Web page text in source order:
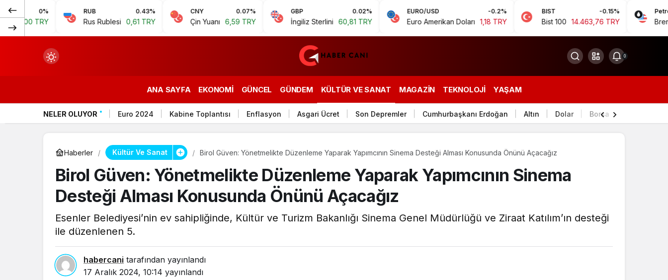
0% RUB
Rus Rublesi 0,61 TRY
CNY
Çin Yuanı 6,59 TRY
GBP
İngiliz Sterlini 60,81 TRY
EURO/USD
Euro Amerikan Doları 1,18 TRY
BIST
Bist 100 14.463,76 TRY
Petrol
Brent Petrol
0
ANA SAYFA EKONOMI GÜNCEL GÜNDEM KÜLTÜR VE SANAT MAGAZIN TEKNOLOJI YAŞAM
NELER OLUYOR Euro 2024 Kabine Toplantısı Enflasyon Asgari Ücret Son Depremler Cumhurbaşkanı Erdoğan Altın Dolar Borsa
Haberler Kültür Ve Sanat Birol Güven: Yönetmelikte Düzenleme Yaparak Yapımcının Sinema Desteği Alması Konusunda Önünü Açacağız
Birol Güven: Yönetmelikte Düzenleme Yaparak Yapımcının Sinema
Desteği Alması Konusunda Önünü Açacağız
Esenler Belediyesi’nin ev sahipliğinde, Kültür ve Turizm Bakanlığı Sinema Genel Müdürlüğü ve Ziraat Katılım’ın desteği
ile düzenlenen 5.
habercani tarafından yayınlandı
17 Aralık 2024, 10:14 yayınlandı